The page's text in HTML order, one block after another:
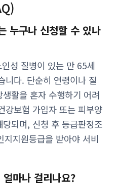
누구나 신청할 수 있나
성 질병이 있는 만 65세
니다. 단순히 연령이나 질
활을 혼자 수행하기 어려
강보험 가입자 또는 피부양
되며, 신청 후 등급판정조
지원등급을 받아야 서비
얼마나 걸리나요?